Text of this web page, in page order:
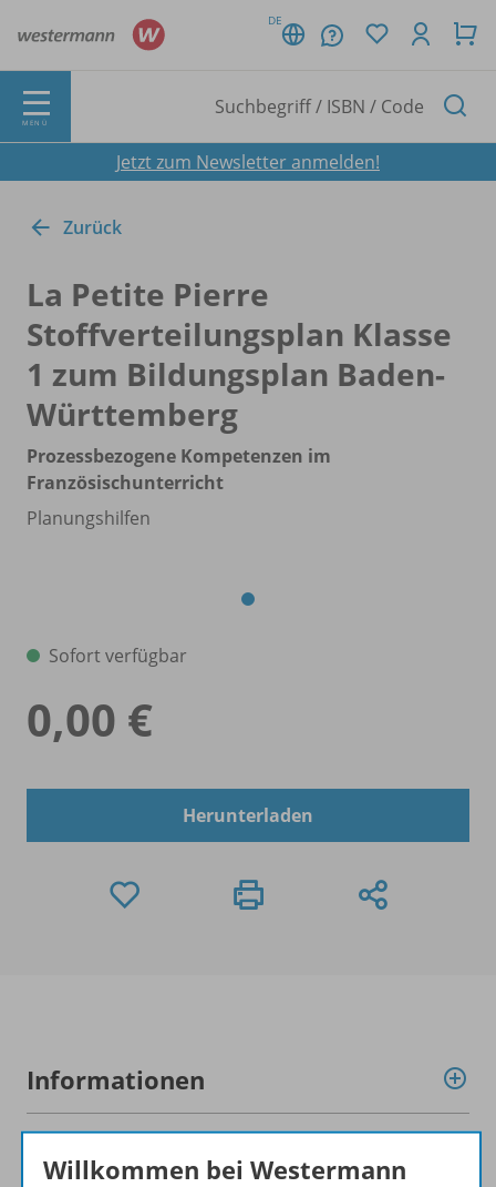
DE
MENÜ
Jetzt zum Newsletter anmelden!
Zurück
La Petite Pierre
Stoffverteilungsplan Klasse
1 zum Bildungsplan Baden-
Württemberg
Prozessbezogene Kompetenzen im
Französischunterricht
Planungshilfen
Sofort verfügbar
0,00 €
Herunterladen
Informationen
Beschreibung
Willkommen bei Westermann